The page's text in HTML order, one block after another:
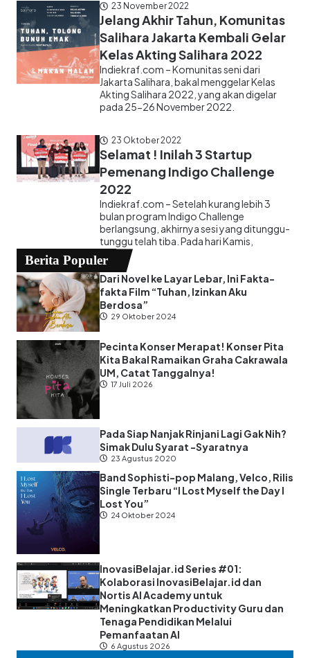
23 November 2022
Jelang Akhir Tahun, Komunitas
Salihara Jakarta Kembali Gelar
Kelas Akting Salihara 2022
Indiekraf.com – Komunitas seni dari
Jakarta Salihara, bakal menggelar Kelas
Akting Salihara 2022, yang akan digelar
pada 25-26 November 2022.
23 Oktober 2022
Selamat ! Inilah 3 Startup
Pemenang Indigo Challenge
2022
Indiekraf.com – Setelah kurang lebih 3
bulan program Indigo Challenge
berlangsung, akhirnya sesi yang ditunggu-
tunggu telah tiba. Pada hari Kamis,
Berita Populer
Dari Novel ke Layar Lebar, Ini Fakta-
fakta Film “Tuhan, Izinkan Aku
Berdosa”
29 Oktober 2024
Pecinta Konser Merapat! Konser Pita
Kita Bakal Ramaikan Graha Cakrawala
UM, Catat Tanggalnya!
17 Juli 2026
Pada Siap Nanjak Rinjani Lagi Gak Nih?
Simak Dulu Syarat -Syaratnya
23 Agustus 2020
Band Sophisti-pop Malang, Velco, Rilis
Single Terbaru “I Lost Myself the Day I
Lost You”
24 Oktober 2024
InovasiBelajar.id Series #01:
Kolaborasi InovasiBelajar.id dan
Nortis AI Academy untuk
Meningkatkan Productivity Guru dan
Tenaga Pendidikan Melalui
Pemanfaatan AI
6 Agustus 2026